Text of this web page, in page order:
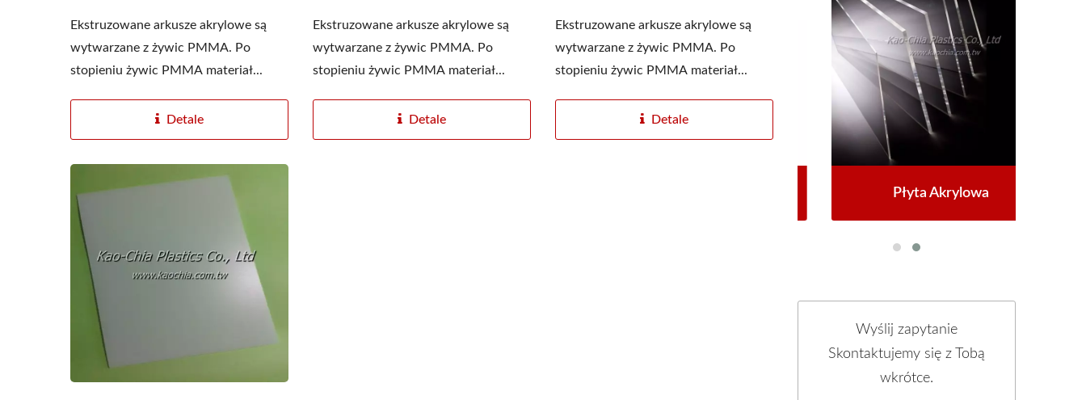
Ekstruzowane arkusze akrylowe są
wytwarzane z żywic PMMA. Po
stopieniu żywic PMMA materiał...
Detale
Ekstruzowane arkusze akrylowe są
wytwarzane z żywic PMMA. Po
stopieniu żywic PMMA materiał...
Detale
Ekstruzowane arkusze akrylowe są
wytwarzane z żywic PMMA. Po
stopieniu żywic PMMA materiał...
Detale
Folia Stretch PE Płyta Akrylowa
Wyślij zapytanie
Skontaktujemy się z Tobą
wkrótce.